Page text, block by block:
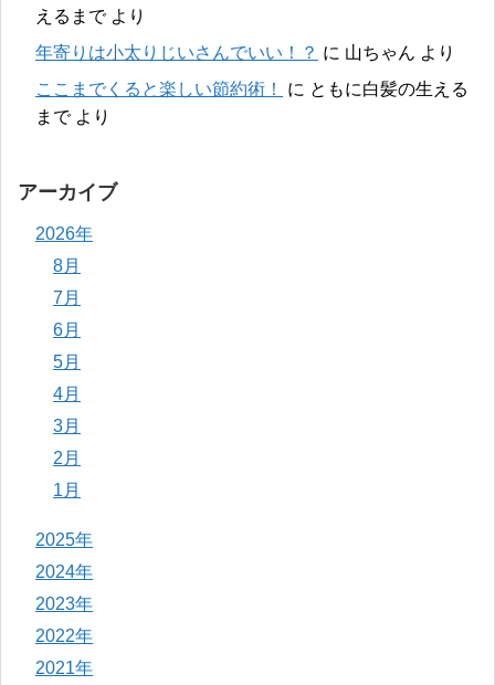
えるまでより
年寄りは小太りじいさんでいい！？ に 山ちゃん より
ここまでくると楽しい節約術！
に ともに白髪の生える
までより
アーカイブ
2026年
8月
7月
6月
5月
4月
3月
2月
1月
2025年
2024年
2023年
2022年
2021年